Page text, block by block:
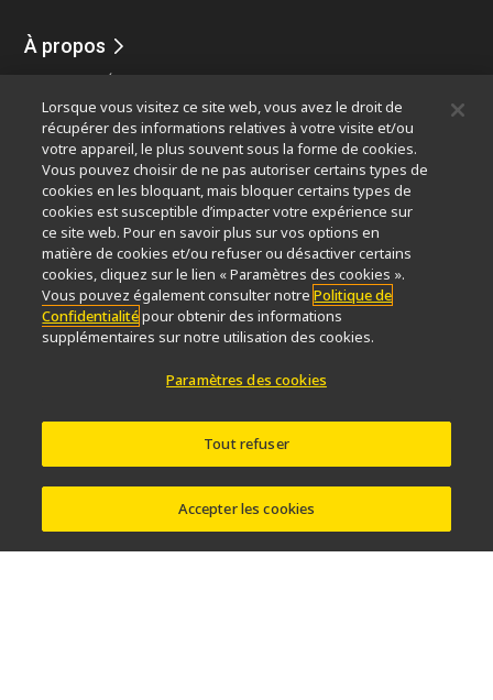
À propos
Durabilité
Bien-être
Nikon Microscopes 100th Anniversary
Popular Links
Dernières nouvelles et actualitésSélecteur d’objectifs
Resolution CalculatorPubScopeOEM
Nikon Small World
MicroscopyU
Autres Produits Nikon
Microscopie industrielle et métrologie
Systèmes de lithographie à FPD
Lorsque vous visitez ce site web, vous avez le droit de
récupérer des informations relatives à votre visite et/ou
votre appareil, le plus souvent sous la forme de cookies.
Vous pouvez choisir de ne pas autoriser certains types de
cookies en les bloquant, mais bloquer certains types de
cookies est susceptible d’impacter votre expérience sur
ce site web. Pour en savoir plus sur vos options en
matière de cookies et/ou refuser ou désactiver certains
cookies, cliquez sur le lien « Paramètres des cookies ».
Vous pouvez également consulter notrePolitique de
Confidentialitépour obtenir des informations
supplémentaires sur notre utilisation des cookies.
Paramètres des cookies
Tout refuser
Accepter les cookies